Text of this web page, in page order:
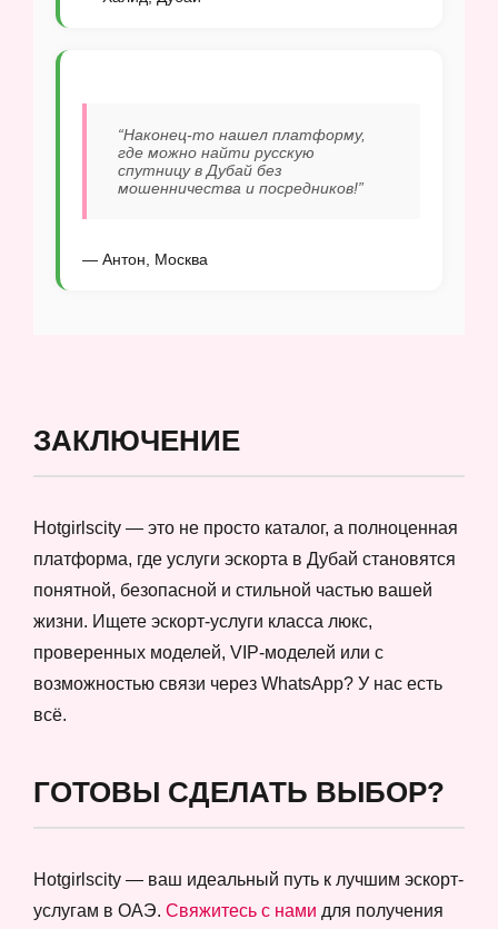
“Наконец-то нашел платформу,
где можно найти русскую
спутницу в Дубай без
мошенничества и посредников!”
— Антон, Москва
ЗАКЛЮЧЕНИЕ
Hotgirlscity — это не просто каталог, а полноценная
платформа, где услуги эскорта в Дубай становятся
понятной, безопасной и стильной частью вашей
жизни. Ищете эскорт-услуги класса люкс,
проверенных моделей, VIP-моделей или с
возможностью связи через WhatsApp? У нас есть
всё.
ГОТОВЫ СДЕЛАТЬ ВЫБОР?
Hotgirlscity — ваш идеальный путь к лучшим эскорт-
услугам в ОАЭ. Свяжитесь с нами для получения